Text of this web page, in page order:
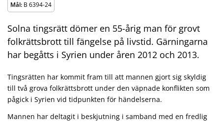
Mål: B 6394-24
Solna tingsrätt dömer en 55-årig man för grovt
folkrättsbrott till fängelse på livstid. Gärningarna
har begåtts i Syrien under åren 2012 och 2013.
Tingsrätten har kommit fram till att mannen gjort sig skyldig
till två grova folkrättsbrott under den väpnade konflikten som
pågick i Syrien vid tidpunkten för händelserna.
Mannen har deltagit i beskjutning i samband med en fredlig